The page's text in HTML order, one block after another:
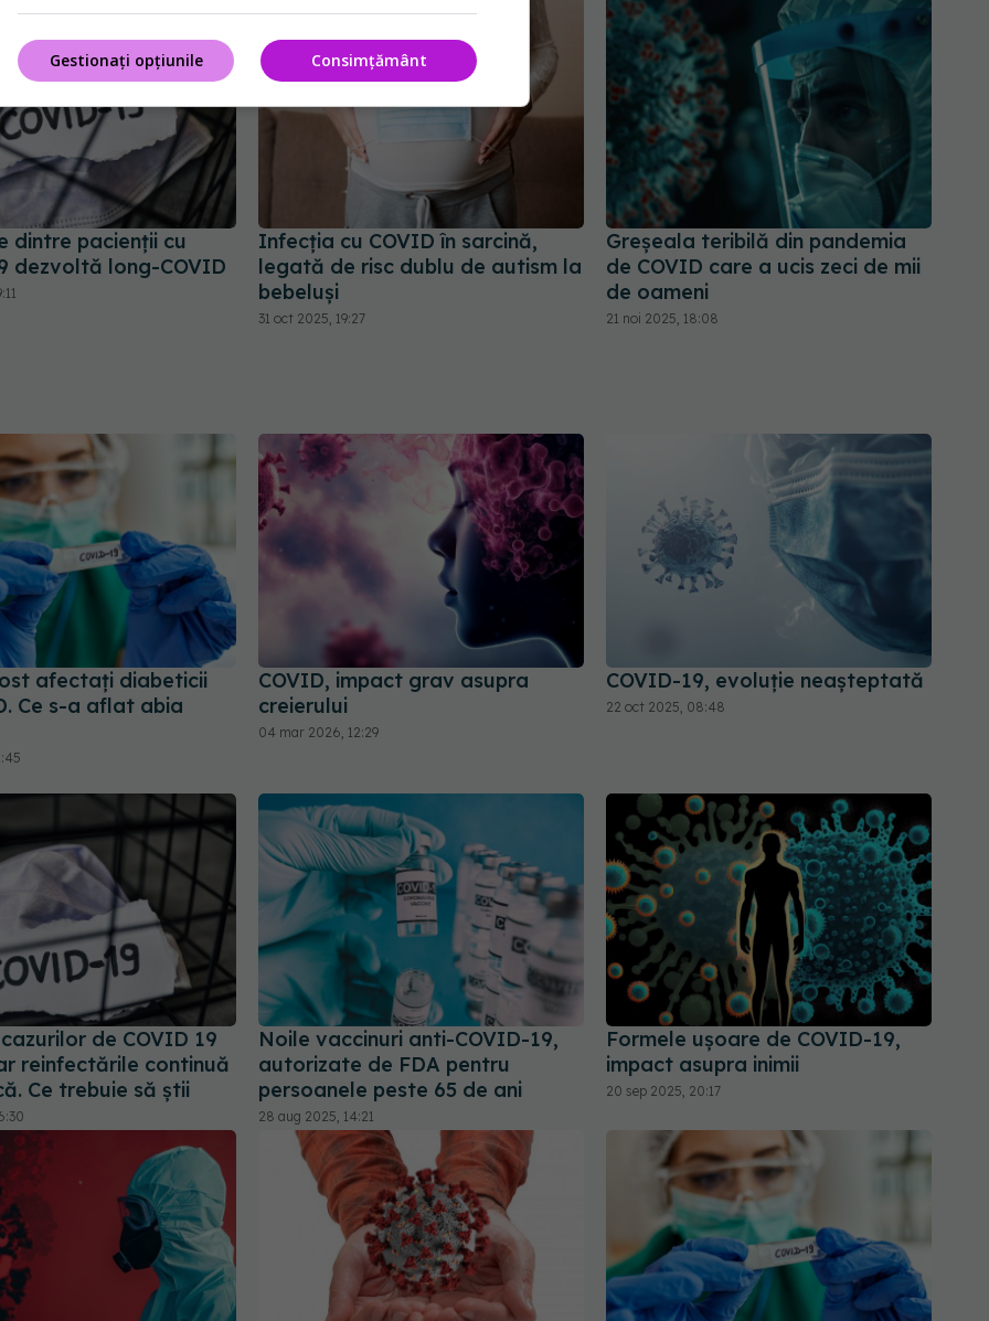
dintre pacienții cu
dezvoltă long-COVID
Infecția cu COVID în sarcină,
legată de risc dublu de autism la
bebeluși
31 oct 2025, 19:27
Greșeala teribilă din pandemia
de COVID care a ucis zeci de mii
de oameni
21 noi 2025, 18:08
afectați diabeticii
Ce s-a aflat abia
COVID, impact grav asupra
creierului
04 mar 2026, 12:29
COVID-19, evoluție neașteptată
22 oct 2025, 08:48
de COVID 19
reinfectările continuă
Ce trebuie să știi
Noile vaccinuri anti-COVID-19,
autorizate de FDA pentru
persoanele peste 65 de ani
28 aug 2025, 14:21
Formele ușoare de COVID-19,
impact asupra inimii
20 sep 2025, 20:17
Consimțământ
Gestionați opțiunile